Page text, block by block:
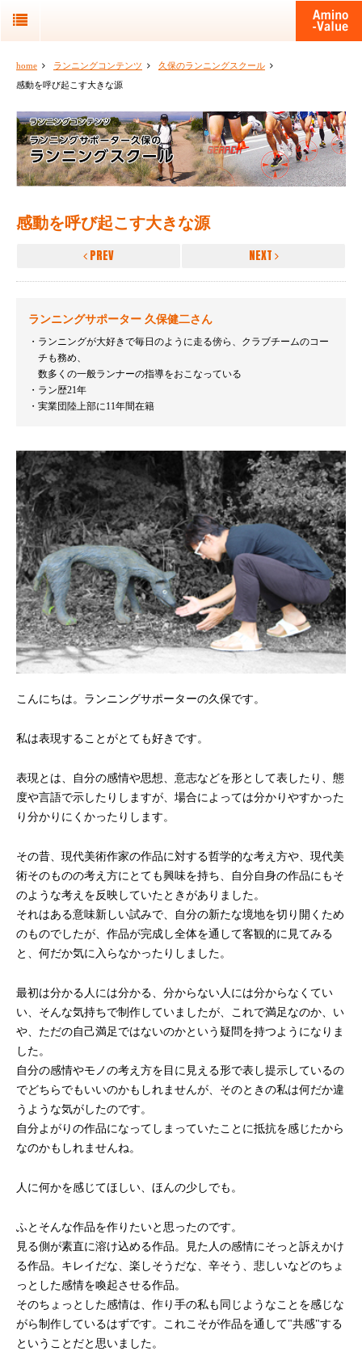
home ランニングコンテンツ
久保のランニングスクール
感動を呼び起こす大きな源
感動を呼び起こす大きな源
PREV NEXT
ランニングサポーター 久保健二さん
ランニングが大好きで毎日のように走る傍ら、クラブチームのコー
チも務め、
数多くの一般ランナーの指導をおこなっている
ラン歴21年
実業団陸上部に11年間在籍
こんにちは。ランニングサポーターの久保です。
私は表現することがとても好きです。
表現とは、自分の感情や思想、意志などを形として表したり、態
度や言語で示したりしますが、場合によっては分かりやすかった
り分かりにくかったりします。
その昔、現代美術作家の作品に対する哲学的な考え方や、現代美
術そのものの考え方にとても興味を持ち、自分自身の作品にもそ
のような考えを反映していたときがありました。
それはある意味新しい試みで、自分の新たな境地を切り開くため
のものでしたが、作品が完成し全体を通して客観的に見てみる
と、何だか気に入らなかったりしました。
最初は分かる人には分かる、分からない人には分からなくてい
い、そんな気持ちで制作していましたが、これで満足なのか、い
や、ただの自己満足ではないのかという疑問を持つようになりま
した。
自分の感情やモノの考え方を目に見える形で表し提示しているの
でどちらでもいいのかもしれませんが、そのときの私は何だか違
うような気がしたのです。
自分よがりの作品になってしまっていたことに抵抗を感じたから
なのかもしれませんね。
人に何かを感じてほしい、ほんの少しでも。
ふとそんな作品を作りたいと思ったのです。
見る側が素直に溶け込める作品。見た人の感情にそっと訴えかけ
る作品。キレイだな、楽しそうだな、辛そう、悲しいなどのちょ
っとした感情を喚起させる作品。
そのちょっとした感情は、作り手の私も同じようなことを感じな
がら制作しているはずです。これこそが作品を通して"共感"する
ということだと思いました。